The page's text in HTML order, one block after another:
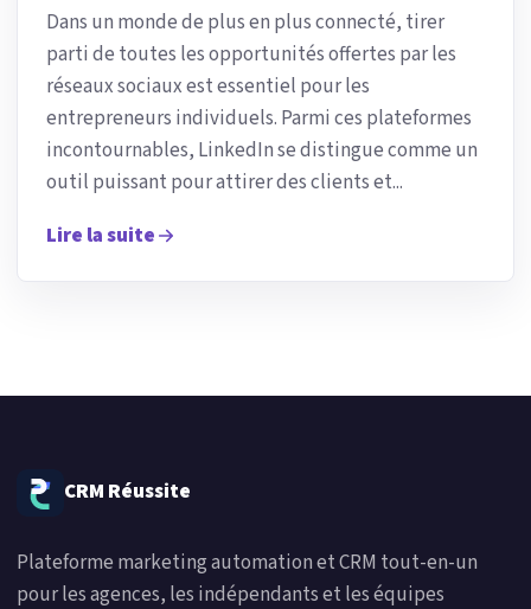
Dans un monde de plus en plus connecté, tirer
parti de toutes les opportunités offertes par les
réseaux sociaux est essentiel pour les
entrepreneurs individuels. Parmi ces plateformes
incontournables, LinkedIn se distingue comme un
outil puissant pour attirer des clients et...
Lire la suite
CRM Réussite
Plateforme marketing automation et CRM tout-en-un
pour les agences, les indépendants et les équipes